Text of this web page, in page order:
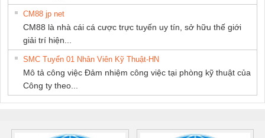
CM88 jp net
CM88 là nhà cái cá cược trực tuyến uy tín, sở hữu thế giới
giải trí hiện...
SMC Tuyển 01 Nhân Viên Kỹ Thuật-HN
Mô tả công việc Đảm nhiệm công việc tại phòng kỹ thuật của
Công ty theo...